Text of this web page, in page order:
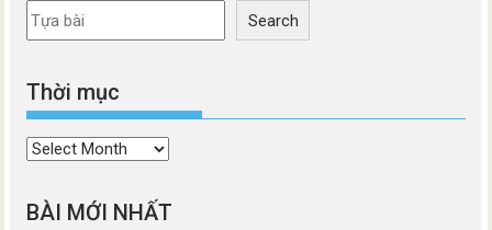
Search
Thời mục
Thời
BÀI MỚI NHẤT